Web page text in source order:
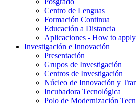
Centro de Lenguas
Formación Continua
Educación a Distancia
Aplicaciones - How to apply
Investigación e Innovación
Presentación
Grupos de Investigación
Centros de Investigación
Núcleo de Innovación y
Incubadora Tecnológica
Polo de Modernización